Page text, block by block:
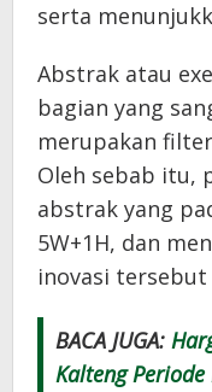
serta
Abstrak atau
bagian yang
merupakan
Oleh sebab itu,
abstrak yang
5W+1H, dan
inovasi
BACA JUGA:
Kalteng